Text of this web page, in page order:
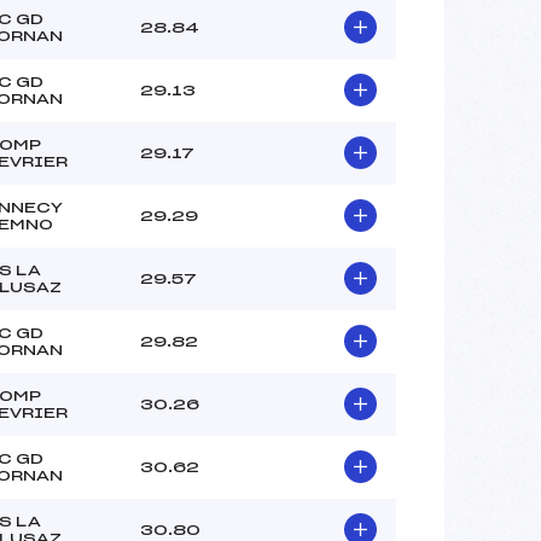
:
GD
28.84
GD
29.13
29.17
29.29
LA
29.57
GD
29.82
30.26
GD
30.62
LA
30.80